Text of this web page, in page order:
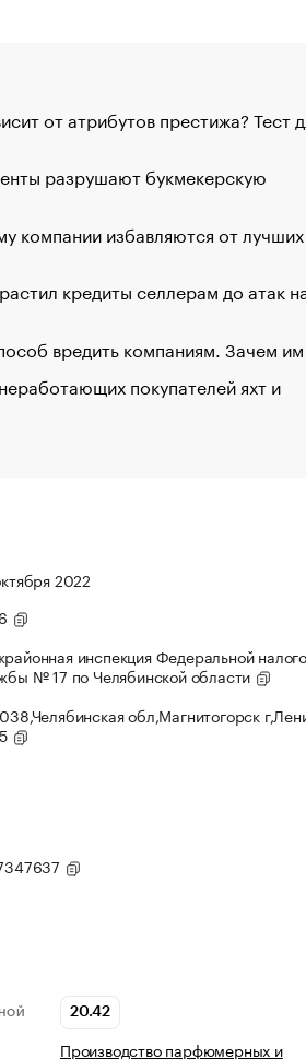
от атрибутов престижа? Тест
разрушают букмекерскую
компании избавляются от лучших
кредиты селлерам до атак
вредить компаниям. Зачем
покупателей яхт и
2022
инспекция Федеральной
№ 17 по Челябинской области
обл,Магнитогорск
20.42
Производство парфюмерных и